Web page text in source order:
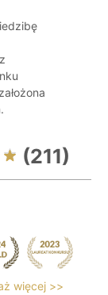
(211)
więcej >>